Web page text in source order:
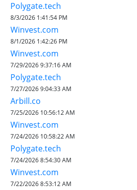
Polygate.tech
8/3/2026 1:41:54 PM
Winvest.com
8/1/2026 1:42:26 PM
Winvest.com
7/29/2026 9:37:16 AM
Polygate.tech
7/27/2026 9:04:33 AM
Arbill.co
7/25/2026 10:56:12 AM
Winvest.com
7/24/2026 10:58:22 AM
Polygate.tech
7/24/2026 8:54:30 AM
Winvest.com
7/22/2026 8:53:12 AM